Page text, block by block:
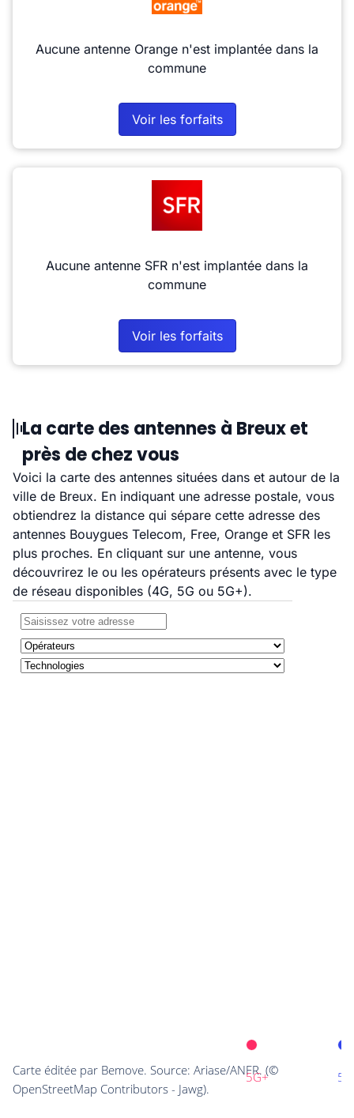
Aucune antenne Orange n'est implantée dans la
commune
Voir les forfaits
Aucune antenne SFR n'est implantée dans la
commune
Voir les forfaits
La carte des antennes à Breux et
près de chez vous
Voici la carte des antennes situées dans et autour de la
ville de Breux. En indiquant une adresse postale, vous
obtiendrez la distance qui sépare cette adresse des
antennes Bouygues Telecom, Free, Orange et SFR les
plus proches. En cliquant sur une antenne, vous
découvrirez le ou les opérateurs présents avec le type
de réseau disponibles (4G, 5G ou 5G+).